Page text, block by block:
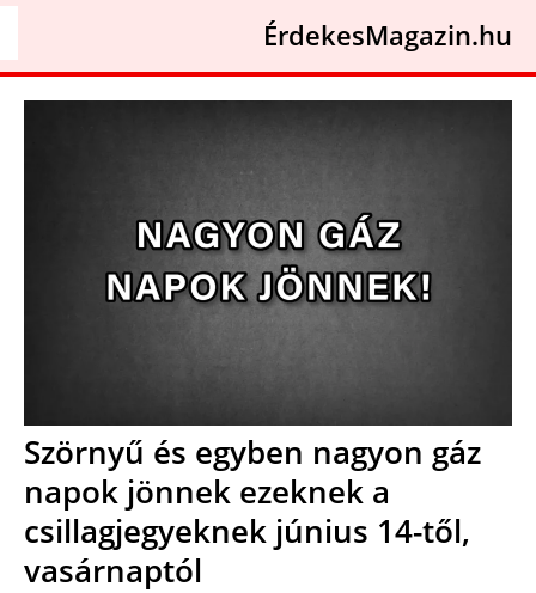
ÉrdekesMagazin.hu
Szörnyű és egyben nagyon gáz
napok jönnek ezeknek a
csillagjegyeknek június 14-től,
vasárnaptól